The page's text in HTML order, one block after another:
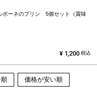
ポーネのプリン 5個セット（賞味
¥ 1,200 税込
順 価格が安い順